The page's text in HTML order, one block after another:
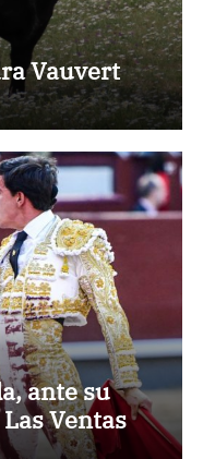
Vauvert
ante su
Ventas